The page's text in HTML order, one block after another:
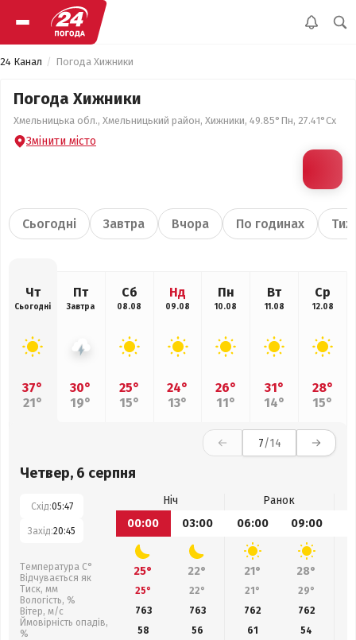
24 Канал Погода Хижники
Погода Хижники
Хмельницька обл., Хмельницький район, Хижники, 49.85°Пн, 27.41°Сх
Змінити місто
Сьогодні Завтра Вчора По годинах
Чт
Сьогодні
37°
21°
Пт
Завтра
30°
19°
Сб
08.08
25°
15°
Нд
09.08
24°
13°
Пн
10.08
26°
11°
Вт
11.08
31°
14°
Ср
12.08
28°
15°
7/14
Четвер, 6 серпня
Схід:05:47
Захід:20:45
Температура С°
Відчувається як
Тиск, мм
Вологість, %
Вітер, м/с
Ймовірність опадів,
%
Ніч
Ранок
00:00
03:00 06:00 09:00
25° 22° 21° 28°
25° 22° 21° 29°
763
763 762 762
58
56 61
54